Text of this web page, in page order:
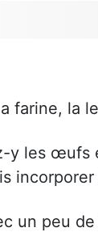
farine, la
y les œufs
un peu